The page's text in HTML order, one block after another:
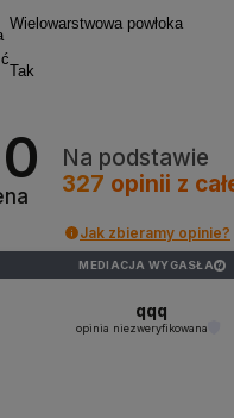
Wielowarstwowa powłoka
Tak
Na podstawie
327 opinii z
Jak zbieramy opinie?
MEDIACJA WYGASŁA ?
qqq
opinia niezweryfikowana